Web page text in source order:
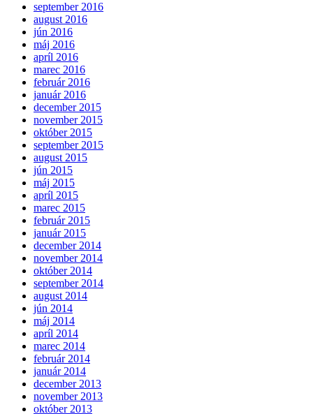
september 2016
august 2016
jún 2016
máj 2016
apríl 2016
marec 2016
február 2016
január 2016
december 2015
november 2015
október 2015
september 2015
august 2015
jún 2015
máj 2015
apríl 2015
marec 2015
február 2015
január 2015
december 2014
november 2014
október 2014
september 2014
august 2014
jún 2014
máj 2014
apríl 2014
marec 2014
február 2014
január 2014
december 2013
november 2013
október 2013